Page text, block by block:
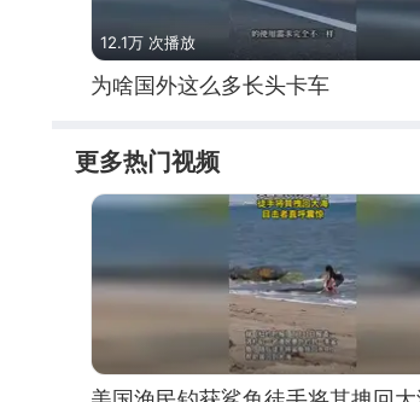
12.1万 次播放
为啥国外这么多长头卡车
更多热门视频